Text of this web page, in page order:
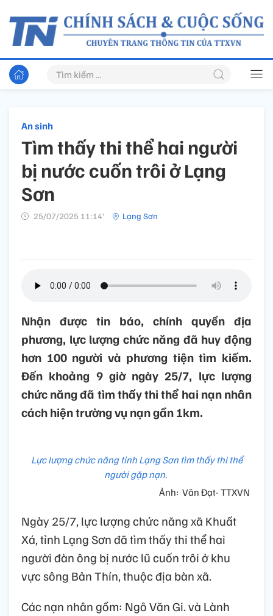
An sinh
Tìm thấy thi thể hai người
bị nước cuốn trôi ở Lạng
Sơn
25/07/2025 11:14’ Lạng Sơn
Nhận được tin báo, chính quyền địa
phương, lực lượng chức năng đã huy động
hơn 100 người và phương tiện tìm kiếm.
Đến khoảng 9 giờ ngày 25/7, lực lượng
chức năng đã tìm thấy thi thể hai nạn nhân
cách hiện trường vụ nạn gần 1km.
Lực lượng chức năng tỉnh Lạng Sơn tìm thấy thi thể
người gặp nạn.
Ảnh: Văn Đạt- TTXVN
Ngày 25/7, lực lượng chức năng xã Khuất
Xá, tỉnh Lạng Sơn đã tìm thấy thi thể hai
người đàn ông bị nước lũ cuốn trôi ở khu
vực sông Bản Thín, thuộc địa bàn xã.
Các nạn nhân gồm: Ngô Văn Gi. và Lành